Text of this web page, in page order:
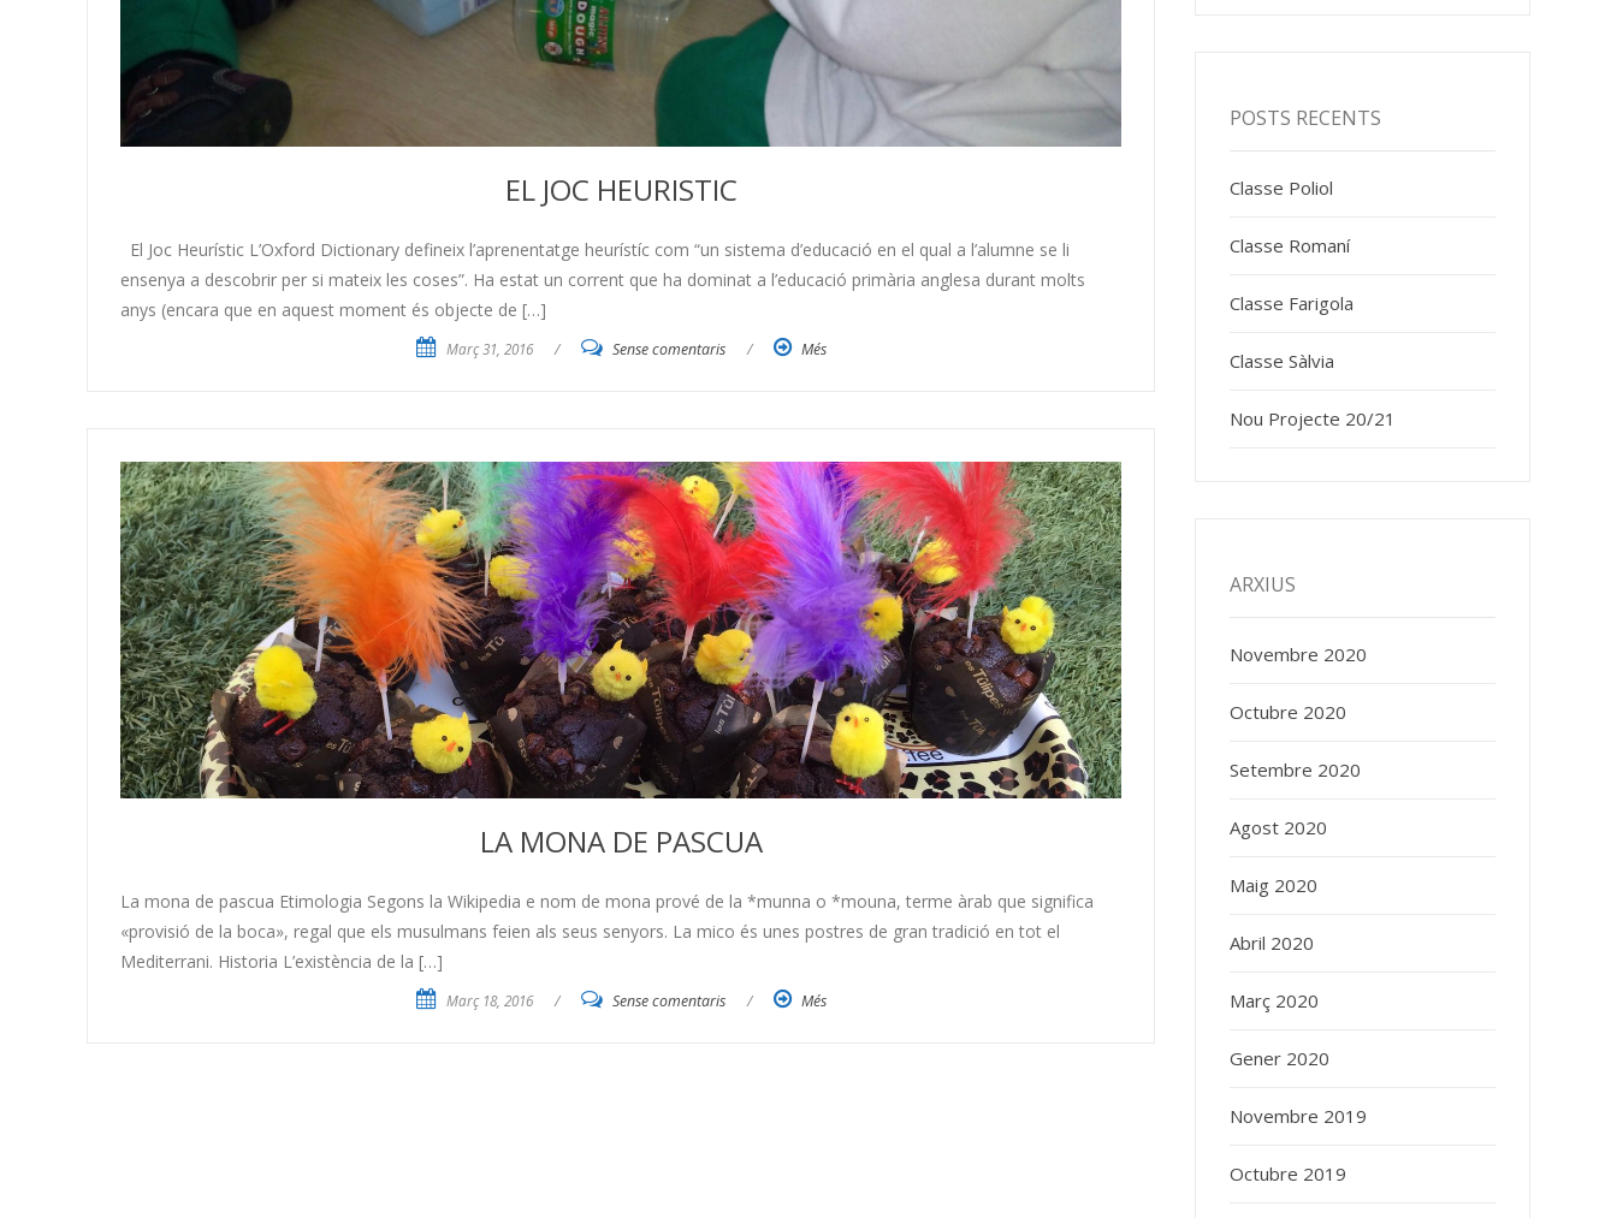
EL JOC HEURISTIC
El Joc Heurístic L’Oxford Dictionary defineix l’aprenentatge heurístíc com “un sistema d’educació en el qual a l’alumne se li
ensenya a descobrir per si mateix les coses”. Ha estat un corrent que ha dominat a l’educació primària anglesa durant molts
anys (encara que en aquest moment és objecte de […]
Març 31, 2016 / Sense comentaris / Més
LA MONA DE PASCUA
La mona de pascua Etimologia Segons la Wikipedia e nom de mona prové de la *munna o *mouna, terme àrab que significa
«provisió de la boca», regal que els musulmans feien als seus senyors. La mico és unes postres de gran tradició en tot el
Mediterrani. Historia L’existència de la […]
Març 18, 2016 / Sense comentaris / Més
POSTS RECENTS
Classe Poliol
Classe Romaní
Classe Farigola
Classe Sàlvia
Nou Projecte 20/21
ARXIUS
Novembre 2020
Octubre 2020
Setembre 2020
Agost 2020
Maig 2020
Abril 2020
Març 2020
Gener 2020
Novembre 2019
Octubre 2019